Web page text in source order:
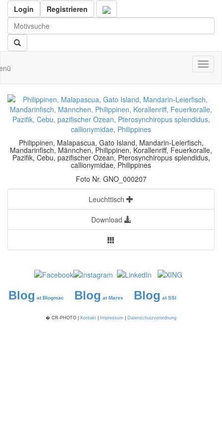
Login Registrieren
Philippinen, Malapascua, Gato Island, Mandarin-Leierfisch,
Mandarinfisch, Männchen, Philippinen, Korallenriff, Feuerkoralle,
Pazifik, Cebu, pazifischer Ozean, Pterosynchiropus splendidus,
callionymidae, Philippines
Foto Nr. GNO_000207
Leuchttisch
Download
Blog at Blogmac Blog at Mares Blog at SSI
� CR-PHOTO | Kontakt Impressum Datenschutzverordnung